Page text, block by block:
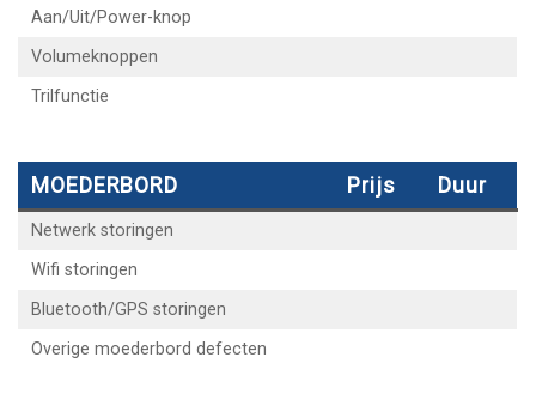
Aan/Uit/Power-knop
Volumeknoppen
Trilfunctie
MOEDERBORD Prijs Duur
Netwerk storingen
Wifi storingen
Bluetooth/GPS storingen
Overige moederbord defecten